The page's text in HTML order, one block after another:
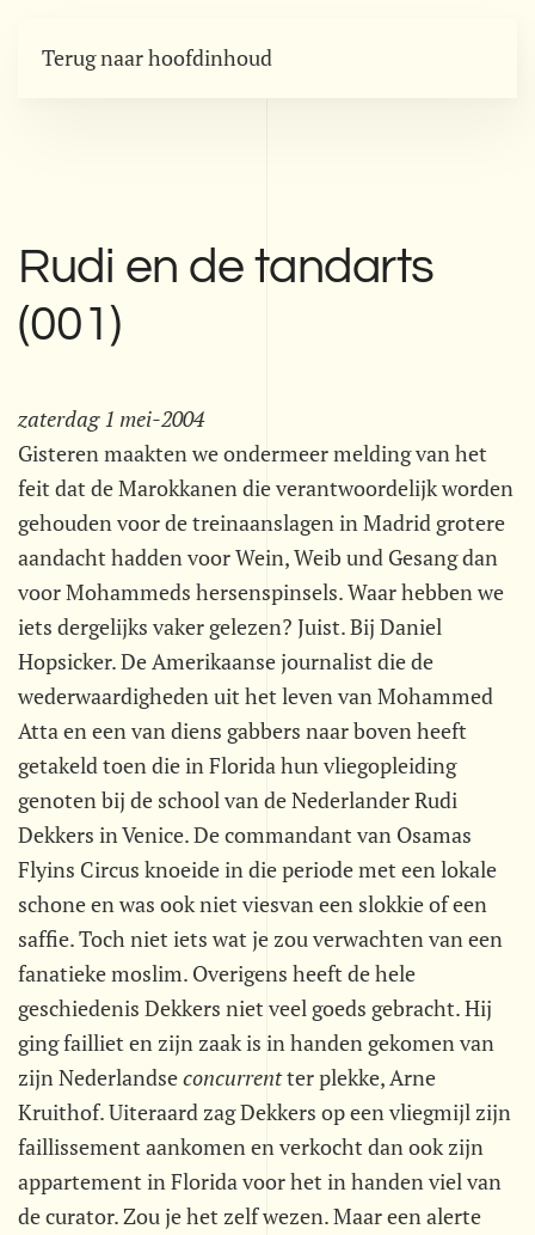
Terug naar hoofdinhoud
Rudi en de tandarts
(001)
zaterdag 1 mei-2004
Gisteren maakten we ondermeer melding van het
feit dat de Marokkanen die verantwoordelijk worden
gehouden voor de treinaanslagen in Madrid grotere
aandacht hadden voor Wein, Weib und Gesang dan
voor Mohammeds hersenspinsels. Waar hebben we
iets dergelijks vaker gelezen? Juist. Bij Daniel
Hopsicker. De Amerikaanse journalist die de
wederwaardigheden uit het leven van Mohammed
Atta en een van diens gabbers naar boven heeft
getakeld toen die in Florida hun vliegopleiding
genoten bij de school van de Nederlander Rudi
Dekkers in Venice. De commandant van Osamas
Flyins Circus knoeide in die periode met een lokale
schone en was ook niet viesvan een slokkie of een
saffie. Toch niet iets wat je zou verwachten van een
fanatieke moslim. Overigens heeft de hele
geschiedenis Dekkers niet veel goeds gebracht. Hij
ging failliet en zijn zaak is in handen gekomen van
zijn Nederlandse concurrent ter plekke, Arne
Kruithof. Uiteraard zag Dekkers op een vliegmijl zijn
faillissement aankomen en verkocht dan ook zijn
appartement in Florida voor het in handen viel van
de curator. Zou je het zelf wezen. Maar een alerte